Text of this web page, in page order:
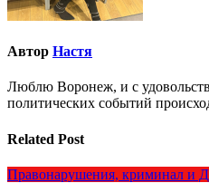
Автор Настя
Люблю Воронеж, и с
политических событий
Related Post
Правонарушения, криминал и